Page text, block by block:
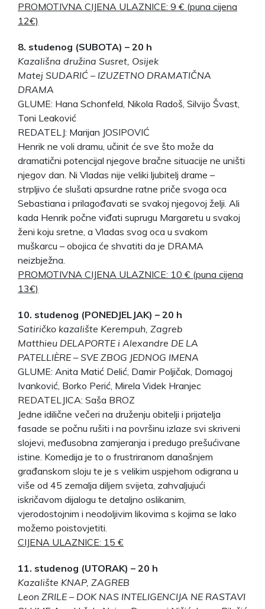
PROMOTIVNA CIJENA ULAZNICE: 9 € (puna cijena
12€)
8. studenog (SUBOTA) – 20 h
Kazališna družina Susret, Osijek
Matej SUDARIĆ – IZUZETNO DRAMATIČNA
DRAMA
GLUME: Hana Schonfeld, Nikola Radoš, Silvijo Švast,
Toni Leaković
REDATELJ: Marijan JOSIPOVIĆ
Henrik ne voli dramu, učinit će sve što može da
dramatični potencijal njegove bračne situacije ne uništi
njegov dan. Ni Vladas nije veliki ljubitelj drame –
strpljivo će slušati apsurdne ratne priče svoga oca
Sebastiana i prilagođavati se svakoj njegovoj želji. Ali
kada Henrik počne viđati suprugu Margaretu u svakoj
ženi koju sretne, a Vladas svog oca u svakom
muškarcu – obojica će shvatiti da je DRAMA
neizbježna.
PROMOTIVNA CIJENA ULAZNICE: 10 € (puna cijena
13€)
10. studenog (PONEDJELJAK) – 20 h
Satiričko kazalište Kerempuh, Zagreb
Matthieu DELAPORTE i Alexandre DE LA
PATELLIÈRE – SVE ZBOG JEDNOG IMENA
GLUME: Anita Matić Delić, Damir Poljičak, Domagoj
Ivanković, Borko Perić, Mirela Videk Hranjec
REDATELJICA: Saša BROZ
Jedne idilične večeri na druženju obitelji i prijatelja
fasade se počnu rušiti i na površinu izlaze svi skriveni
slojevi, međusobna zamjeranja i predugo prešućivane
istine. Komedija je to o frustriranom današnjem
građanskom sloju te je s velikim uspjehom odigrana u
više od 45 zemalja diljem svijeta, zahvaljujući
iskričavom dijalogu te detaljno oslikanim,
vjerodostojnim i neodoljivim likovima s kojima se lako
možemo poistovjetiti.
CIJENA ULAZNICE: 15 €
11. studenog (UTORAK) – 20 h
Kazalište KNAP, ZAGREB
Leon ZRILE – DOK NAS INTELIGENCIJA NE RASTAVI